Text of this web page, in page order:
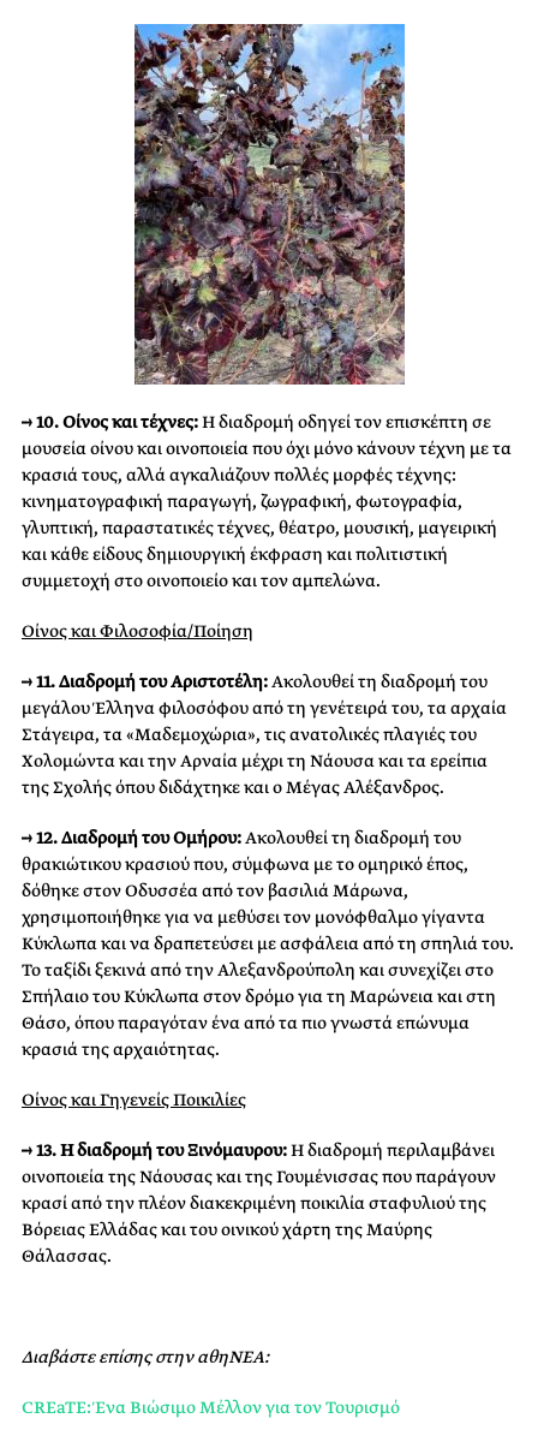
→ 10. Οίνος και τέχνες:Η διαδρομή οδηγεί τον επισκέπτη σε
μουσεία οίνου και οινοποιεία που όχι μόνο κάνουν τέχνη με τα
κρασιά τους, αλλά αγκαλιάζουν πολλές μορφές τέχνης:
κινηματογραφική παραγωγή, ζωγραφική, φωτογραφία,
γλυπτική, παραστατικές τέχνες, θέατρο, μουσική, μαγειρική
και κάθε είδους δημιουργική έκφραση και πολιτιστική
συμμετοχή στο οινοποιείο και τον αμπελώνα.
Οίνος και Φιλοσοφία/Ποίηση
→ 11. Διαδρομή του Αριστοτέλη:Ακολουθεί τη διαδρομή του
μεγάλου Έλληνα φιλοσόφου από τη γενέτειρά του, τα αρχαία
Στάγειρα, τα «Μαδεμοχώρια», τις ανατολικές πλαγιές του
Χολομώντα και την Αρναία μέχρι τη Νάουσα και τα ερείπια
της Σχολής όπου διδάχτηκε και ο Μέγας Αλέξανδρος.
→ 12. Διαδρομή του Ομήρου:Ακολουθεί τη διαδρομή του
θρακιώτικου κρασιού που, σύμφωνα με το ομηρικό έπος,
δόθηκε στον Οδυσσέα από τον βασιλιά Μάρωνα,
χρησιμοποιήθηκε για να μεθύσει τον μονόφθαλμο γίγαντα
Κύκλωπα και να δραπετεύσει με ασφάλεια από τη σπηλιά του.
Το ταξίδι ξεκινά από την Αλεξανδρούπολη και συνεχίζει στο
Σπήλαιο του Κύκλωπα στον δρόμο για τη Μαρώνεια και στη
Θάσο, όπου παραγόταν ένα από τα πιο γνωστά επώνυμα
κρασιά της αρχαιότητας.
Οίνος και Γηγενείς Ποικιλίες
→ 13. Η διαδρομή του Ξινόμαυρου:Η διαδρομή περιλαμβάνει
οινοποιεία της Νάουσας και της Γουμένισσας που παράγουν
κρασί από την πλέον διακεκριμένη ποικιλία σταφυλιού της
Βόρειας Ελλάδας και του οινικού χάρτη της Μαύρης
Θάλασσας.
Διαβάστε επίσης στην αθηΝΕΑ:
CREaTE: Ένα Βιώσιμο Μέλλον για τον Τουρισμό